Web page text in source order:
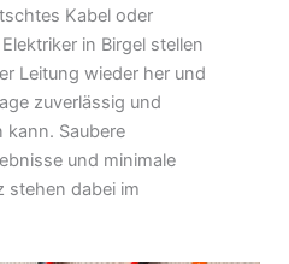
Kabel oder
in Birgel stellen
Leitung wieder her und
zuverlässig und
Saubere
und minimale
stehen dabei im